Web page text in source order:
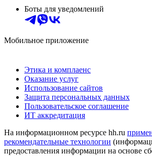
Боты для уведомлений
Мобильное приложение
Этика и комплаенс
Оказание услуг
Использование сайтов
Защита персональных данных
Пользовательское соглашение
ИТ аккредитация
На информационном ресурсе hh.ru
рекомендательные технологии
предоставления информации на основе